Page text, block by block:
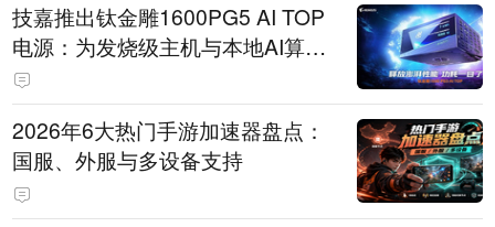
技嘉推出钛金雕1600PG5 AI TOP
电源：为发烧级主机与本地AI算力
打造旗舰供电方案
2026年6大热门手游加速器盘点：
国服、外服与多设备支持